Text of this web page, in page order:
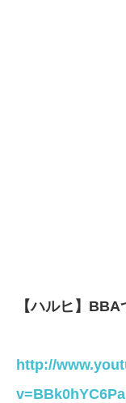
【ハルヒ】
http://